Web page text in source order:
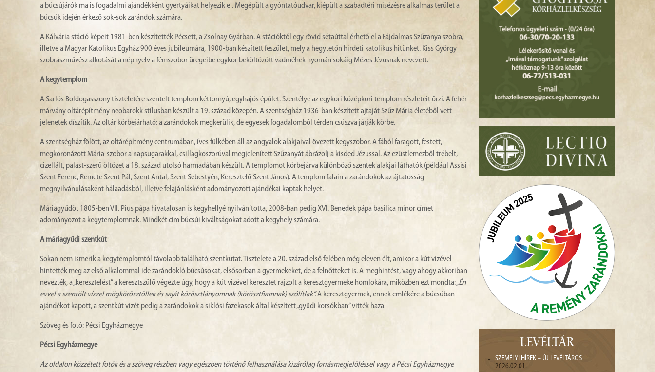
a búcsújárók ma is fogadalmi ajándékként gyertyáikat helyezik el. Megépült a gyóntatóudvar, kiépült a szabadtéri misézésre alkalmas terület a
búcsúk idején érkező sok-sok zarándok számára.
A Kálvária stáció képeit 1981-ben készítették Pécsett, a Zsolnay Gyárban. A stációktól egy rövid sétaúttal érhető el a Fájdalmas Szűzanya szobra,
illetve a Magyar Katolikus Egyház 900 éves jubileumára, 1900-ban készített feszület, mely a hegytetőn hirdeti katolikus hitünket. Kiss György
szobrászművész alkotását a népnyelv a fémszobor üregeibe egykor beköltözött vadméhek nyomán sokáig Mézes Jézusnak nevezett.
A kegytemplom
A Sarlós Boldogasszony tiszteletére szentelt templom kéttornyú, egyhajós épület. Szentélye az egykori középkori templom részleteit őrzi. A fehér
márvány oltárépítmény neobarokk stílusban készült a 19. század közepén. A szentségház 1936-ban készített ajtaját Szűz Mária életéből vett
jelenetek díszítik. Az oltár körbejárható: a zarándokok megkerülik, de egyesek fogadalomból térden csúszva járják körbe.
A szentségház fölött, az oltárépítmény centrumában, íves fülkében áll az angyalok alakjaival övezett kegyszobor. A fából faragott, festett,
megkoronázott Mária-szobor a napsugarakkal, csillagkoszorúval megjelenített Szűzanyát ábrázolj a kisded Jézussal. Az ezüstlemezből trébelt,
cizellált, palást-szerű öltözet a 18. század utolsó harmadában készült. A templomot körbejárva különböző szentek alakjai láthatók (például Assisi
Szent Ferenc, Remete Szent Pál, Szent Antal, Szent Sebestyén, Keresztelő Szent János). A templom falain a zarándokok az ájtatosság
megnyilvánulásaként hálaadásból, illetve felajánlásként adományozott ajándékai kaptak helyet.
Máriagyűdöt 1805-ben VII. Pius pápa hivatalosan is kegyhellyé nyilvánította, 2008-ban pedig XVI. Benedek pápa basilica minor címet
adományozot a kegytemplomnak. Mindkét cím búcsúi kiváltságokat adott a kegyhely számára.
A máriagyűdi szentkút
Sokan nem ismerik a kegytemplomtól távolabb található szentkutat. Tisztelete a 20. század első felében még eleven élt, amikor a kút vizével
hintették meg az első alkalommal ide zarándokló búcsúsokat, elsősorban a gyermekeket, de a felnőtteket is. A meghintést, vagy ahogy akkoriban
nevezték, a „keresztelést” a keresztszülő végezte úgy, hogy a kút vizével keresztet rajzolt a keresztgyermeke homlokára, miközben ezt mondta: „Én
evvel a szentölt vízzel mögkörösztöllek és saját körösztlányomnak (körösztfiamnak) szólítlak”.A keresztgyermek, ennek emlékére a búcsúban
ajándékot kapott, a szentkút vizét pedig a zarándokok a siklósi fazekasok által készített „gyűdi korsókban” vitték haza.
Szöveg és fotó: Pécsi Egyházmegye
Pécsi Egyházmegye
Az oldalon közzétett fotók és a szöveg részben vagy egészben történő felhasználása kizárólag forrásmegjelöléssel vagy a Pécsi Egyházmegye
LEVÉLTÁR
SZEMÉLYI HÍREK – ÚJ LEVÉLTÁROS
2026.02.01.